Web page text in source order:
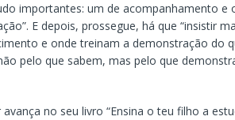
importantes: um de acompanhamento e
E depois, prossegue, há que “insistir
e onde treinam a demonstração do
pelo que sabem, mas pelo que
no seu livro “Ensina o teu filho a